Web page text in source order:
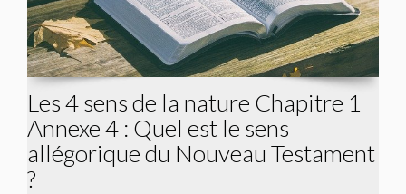
Les 4 sens de la nature Chapitre 1
Annexe 4 : Quel est le sens
allégorique du Nouveau Testament
?